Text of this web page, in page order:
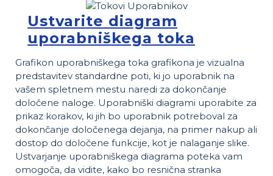
Ustvarite diagram
uporabniškega toka
Grafikon uporabniškega toka grafikona je vizualna
predstavitev standardne poti, ki jo uporabnik na
vašem spletnem mestu naredi za dokončanje
določene naloge. Uporabniški diagrami uporabite za
prikaz korakov, ki jih bo uporabnik potreboval za
dokončanje določenega dejanja, na primer nakup ali
dostop do določene funkcije, kot je nalaganje slike.
Ustvarjanje uporabniškega diagrama poteka vam
omogoča, da vidite, kako bo resnična stranka